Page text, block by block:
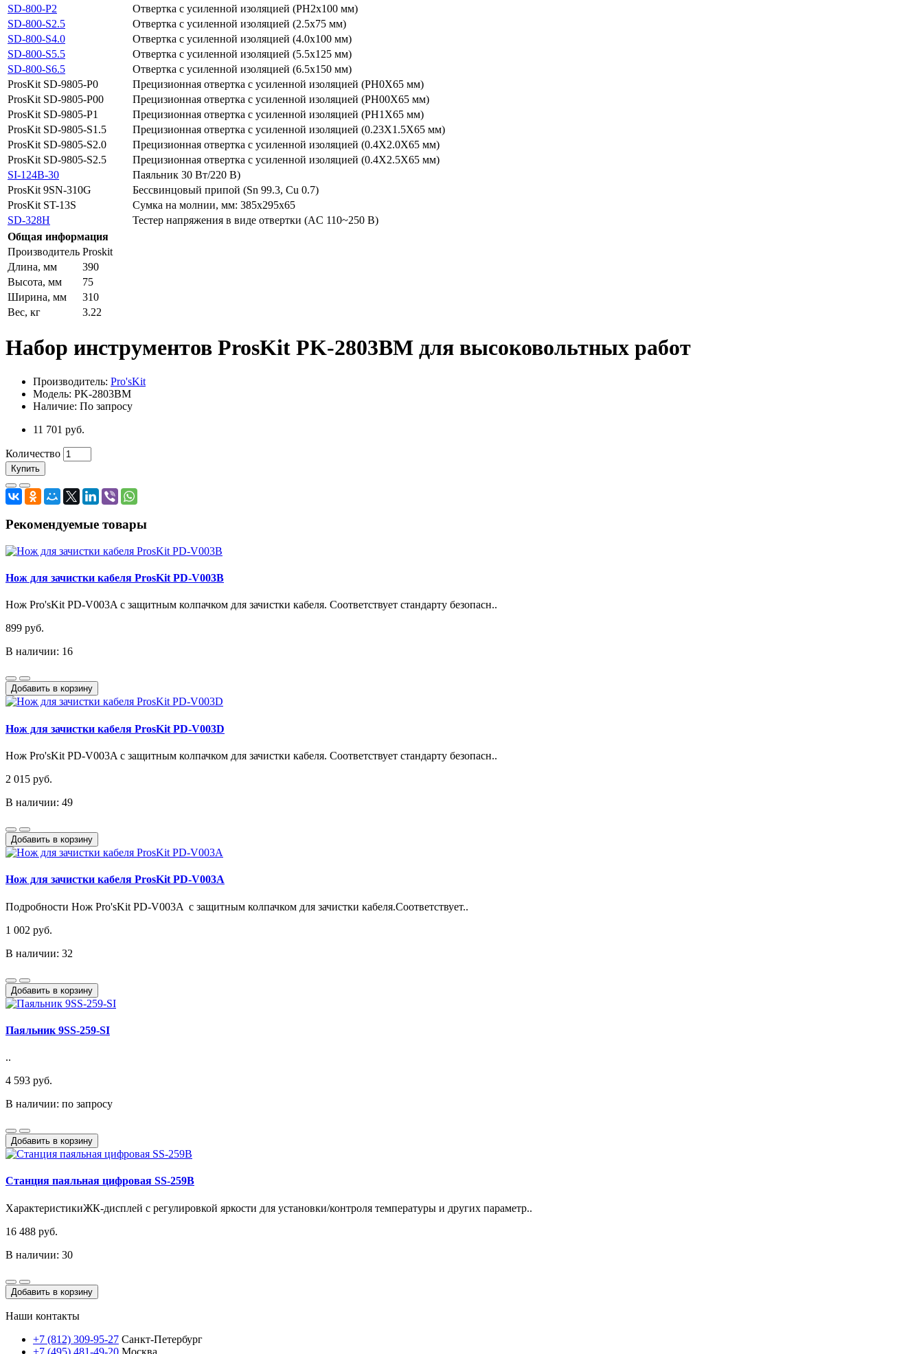
SD-800-P2
Отвертка с усиленной изоляцией (PH2x100 мм)
SD-800-S2.5
Отвертка с усиленной изоляцией (2.5x75 мм)
SD-800-S4.0
Отвертка с усиленной изоляцией (4.0x100 мм)
SD-800-S5.5
Отвертка с усиленной изоляцией (5.5x125 мм)
SD-800-S6.5
Отвертка с усиленной изоляцией (6.5x150 мм)
ProsKit SD-9805-P0
Прецизионная отвертка с усиленной изоляцией (PH0X65 мм)
ProsKit SD-9805-P00
Прецизионная отвертка с усиленной изоляцией (PH00X65 мм)
ProsKit SD-9805-P1
Прецизионная отвертка с усиленной изоляцией (PH1X65 мм)
ProsKit SD-9805-S1.5
Прецизионная отвертка с усиленной изоляцией (0.23X1.5X65 мм)
ProsKit SD-9805-S2.0
Прецизионная отвертка с усиленной изоляцией (0.4X2.0X65 мм)
ProsKit SD-9805-S2.5
Прецизионная отвертка с усиленной изоляцией (0.4X2.5X65 мм)
SI-124B-30
Паяльник 30 Вт/220 В)
ProsKit 9SN-310G
Бессвинцовый припой (Sn 99.3, Cu 0.7)
ProsKit ST-13S
Сумка на молнии, мм: 385x295x65
SD-328H
Тестер напряжения в виде отвертки (AC 110~250 В)
Общая информация
Производитель Proskit
Длина, мм
390
Высота, мм
75
Ширина, мм
310
Вес, кг
3.22
Набор инструментов ProsKit PK-2803BM для высоковольтных работ
Производитель: Pro'sKit
Модель: PK-2803BM
Наличие: По запросу
11 701 руб.
Количество
Купить
Рекомендуемые товары
Нож для зачистки кабеля ProsKit PD-V003B
Нож Pro'sKit PD-V003A с защитным колпачком для зачистки кабеля. Соответствует стандарту безопасн..
899 руб.
В наличии: 16
Добавить в корзину
Нож для зачистки кабеля ProsKit PD-V003D
Нож Pro'sKit PD-V003A с защитным колпачком для зачистки кабеля. Соответствует стандарту безопасн..
2 015 руб.
В наличии: 49
Добавить в корзину
Нож для зачистки кабеля ProsKit PD-V003A
Подробности Нож Pro'sKit PD-V003A с защитным колпачком для зачистки кабеля.Соответствует..
1 002 руб.
В наличии: 32
Добавить в корзину
Паяльник 9SS-259-SI
..
4 593 руб.
В наличии: по запросу
Добавить в корзину
Станция паяльная цифровая SS-259B
ХарактеристикиЖК-дисплей с регулировкой яркости для установки/контроля температуры и других параметр..
16 488 руб.
В наличии: 30
Добавить в корзину
Наши контакты
+7 (812) 309-95-27 Санкт-Петербург
+7 (495) 481-49-20 Москва